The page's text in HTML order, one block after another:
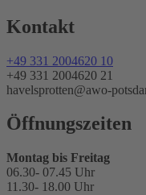
Kontakt
+49 331 2004620 10
+49 331 2004620 21
havelsprotten@awo-
Öffnungszeiten
Montag bis Freitag
06.30- 07.45 Uhr
11.30- 18.00 Uhr